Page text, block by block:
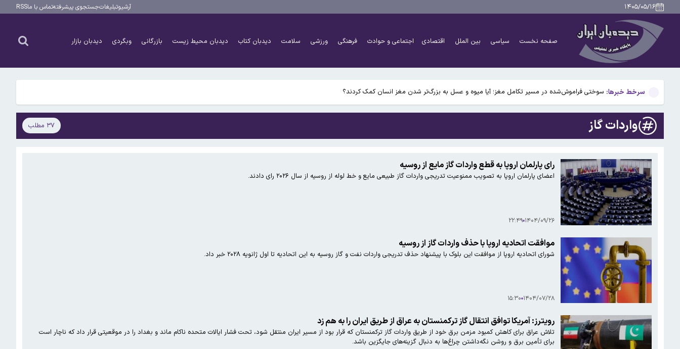
۱۴۰۵/۰۵/۱۶ آرشیوتبلیغاتجستجوی پیشرفتهتماس با ماRSS
صفحه نخست سیاسی بین الملل اقتصادی اجتماعی و حوادث فرهنگی ورزشی سلامت دیدبان کتاب دیدبان محیط زیست بازرگانی وبگردی دیدبان بازار
سرخط خبرها:
۴۹ سال پیش در چنین روزی؛ جمشید آموزگار نخست وزیر شد/اسامی اعضای کابینه
۹ حقیقت درباره داریوش هخامنشی که شاید نمی‌دانستید
بیفوما در پرسپولیس ماندنی شد
سوختی فراموش‌شده در مسیر تکامل مغز؛ آیا میوه و عسل به بزرگ‌تر شدن مغز انسان کمک کردند؟
نتایج تحقیق روی ۱۰ میلیون فرزند: ترتیب تولد بر بروز بیماری‌ها تأثیر می‌گذارد
۹ حقیقت درباره داریوش هخامنشی که شاید نمی‌دانستید
بیفوما در پرسپولیس ماندنی شد
واردات گاز ۳۷ مطلب
رای پارلمان اروپا به قطع واردات گاز مایع از روسیه
اعضای پارلمان اروپا ‌به تصویب ممنوعیت تدریجی واردات گاز طبیعی مایع و خط لوله از روسیه از سال ۲۰۲۶ رای دادند.
۱۴۰۴/۰۹/۲۶ ۲۲:۴۹
موافقت اتحادیه اروپا با حذف واردات گاز از روسیه
شورای اتحادیه اروپا از موافقت این بلوک با پیشنهاد حذف تدریجی واردات نفت و گاز روسیه به این اتحادیه تا اول ژانویه ۲۰۲۸ خبر داد.
۱۴۰۴/۰۷/۲۸ ۱۵:۳۰
رویترز: آمریکا توافق انتقال گاز ترکمنستان به عراق از طریق ایران را به هم زد
تلاش عراق برای کاهش کمبود مزمن برق خود از طریق واردات گاز ترکمنستان که قرار بود از مسیر ایران منتقل شود، تحت فشار ایالات متحده ناکام ماند و بغداد را در موقعیتی قرار داد که ناچار است
برای تأمین برق و روشن نگه‌داشتن چراغ‌ها به دنبال گزینه‌های جایگزین باشد.